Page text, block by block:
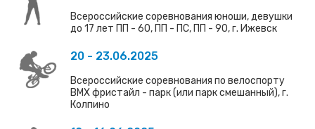
Всероссийские соревнования юноши, девушки
до 17 лет ПП - 60, ПП - ПС, ПП - 90, г. Ижевск
20 - 23.06.2025
Всероссийские соревнования по велоспорту
ВМХ фристайл - парк (или парк смешанный), г.
Колпино